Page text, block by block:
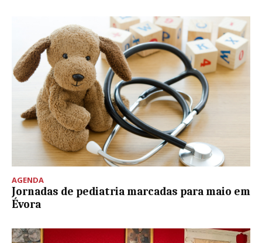
AGENDA
Jornadas de pediatria marcadas para maio em
Évora